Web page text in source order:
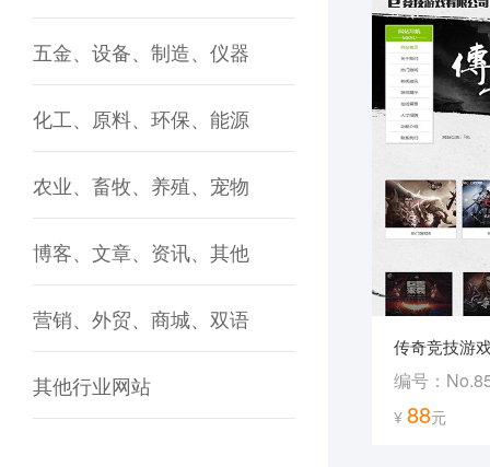
五金、设备、制造、仪器
化工、原料、环保、能源
农业、畜牧、养殖、宠物
博客、文章、资讯、其他
营销、外贸、商城、双语
其他行业网站
传奇竞技游
编号：
¥ 88元